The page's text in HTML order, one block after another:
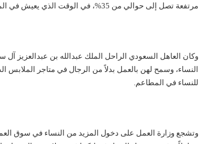
مرتفعة تصل إلى حوالي من 35%، في الوقت الذي يعيش في المملكة نحو 10 ملايين أجنبي وافد.
النساء، وسمح لهن بالعمل بدلاً من الرجال في متاجر
للنساء في المطاعم.
وتشجع وزارة العمل على دخول المزيد من النساء في سوق